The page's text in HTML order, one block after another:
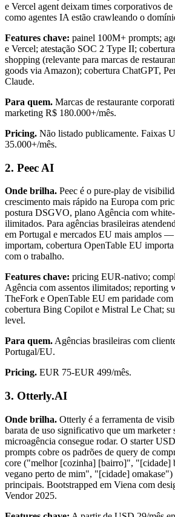
e Vercel agent deixam times corporativos
como agentes IA estão crawleando o
Features chave: painel 100M+ prompts;
e Vercel; atestação SOC 2 Type II;
shopping (relevante para marcas de
goods via Amazon); cobertura ChatGPT,
Claude.
Para quem. Marcas de restaurante
marketing R$ 180.000+/mês.
Pricing. Não listado publicamente. Faixas
35.000+/mês.
2. Peec AI
Onde brilha. Peec é o pure-play de
crescimento mais rápido na Europa com
postura DSGVO, plano Agência com white-
ilimitados. Para agências brasileiras
em Portugal e mercados EU mais amplos
importam, cobertura OpenTable EU
com o trabalho.
Features chave: pricing EUR-nativo;
Agência com assentos ilimitados; reporting
TheFork e OpenTable EU em paridade
cobertura Bing Copilot e Mistral Le Chat;
level.
Para quem.Agências brasileiras com
Portugal/EU.
Pricing. EUR 75-EUR 499/mês.
3. Otterly.AI
Onde brilha. Otterly é a ferramenta de
barata de uso significativo que um marketer
microagência consegue rodar. O starter
prompts cobre os padrões de query de
core ("melhor [cozinha] [bairro]", "[cidade]
vegano perto de mim", "[cidade] omakase")
principais. Bootstrapped em Viena com
Vendor 2025.